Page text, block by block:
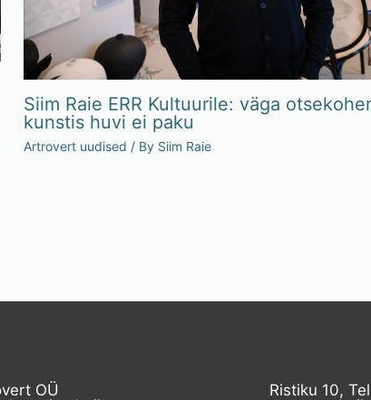
Siim Raie ERR Kultuurile: väga
kunstis huvi ei paku
Artrovert uudised / By Siim Raie
OÜ
Ristiku 10,